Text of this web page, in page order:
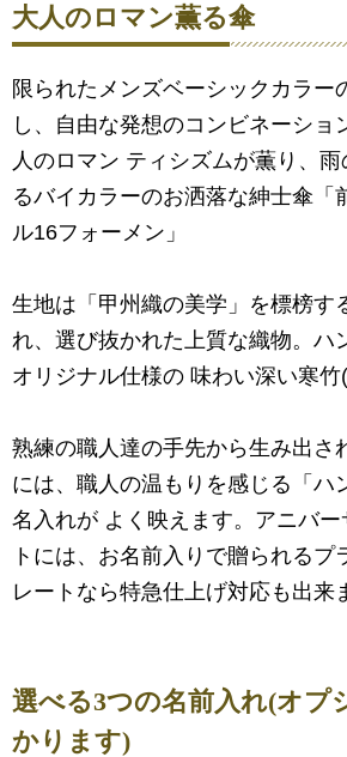
大人のロマン薫る傘
限られたメンズベーシックカラー
し、自由な発想のコンビネーショ
人のロマン ティシズムが薫り、
るバイカラーのお洒落な紳士傘「
ル16フォーメン」
生地は「甲州織の美学」を標榜す
れ、選び抜かれた上質な織物。ハ
オリジナル仕様の 味わい深い寒竹(
熟練の職人達の手先から生み出さ
には、職人の温もりを感じる「ハ
名入れが よく映えます。アニバ
トには、お名前入りで贈られるプ
レートなら特急仕上げ対応も出来
選べる3つの名前入れ(オプ
かります)